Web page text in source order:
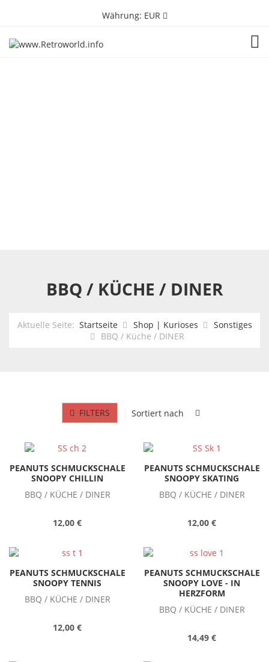
Währung: EUR
BBQ / KÜCHE / DINER
Aktuelle Seite: Startseite Shop | Kurioses
Sonstiges
BBQ / Küche / DINER
FILTERS Sortiert nach
PEANUTS SCHMUCKSCHALE
SNOOPY CHILLIN
BBQ / KÜCHE / DINER
12,00 €
PEANUTS SCHMUCKSCHALE
SNOOPY SKATING
BBQ / KÜCHE / DINER
12,00 €
PEANUTS SCHMUCKSCHALE
SNOOPY TENNIS
BBQ / KÜCHE / DINER
12,00 €
PEANUTS SCHMUCKSCHALE
SNOOPY LOVE - IN
HERZFORM
BBQ / KÜCHE / DINER
14,49 €